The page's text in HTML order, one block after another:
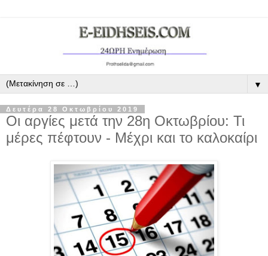
▼
Δευτέρα 28 Οκτωβρίου 2019
Οι αργίες μετά την 28η Οκτωβρίου: Τι
μέρες πέφτουν - Μέχρι και το καλοκαίρι